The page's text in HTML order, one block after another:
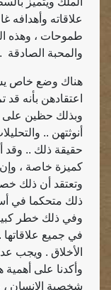
علاقاته وأهدافه
طموحات ، وهذه
والمحبة الصادقة .
هناك وضع خاص
اعتقادهن بأنه قد
وبذلك حظين على
أنوثتهن ..
حقيقة ذلك .. وقد
كميزة خاصة ، وإن
وتعتقد أن ذلك
ذلك متحكما في
وفي ذلك خطر
في جميع علاقاتها
الأخلاق . ويجب
وأكدنا على
شخصية الإنسان ،